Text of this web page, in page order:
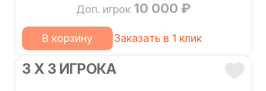
Доп. игрок 10 000 ₽
В корзину Заказать в 1 клик
3 Х 3 ИГРОКА